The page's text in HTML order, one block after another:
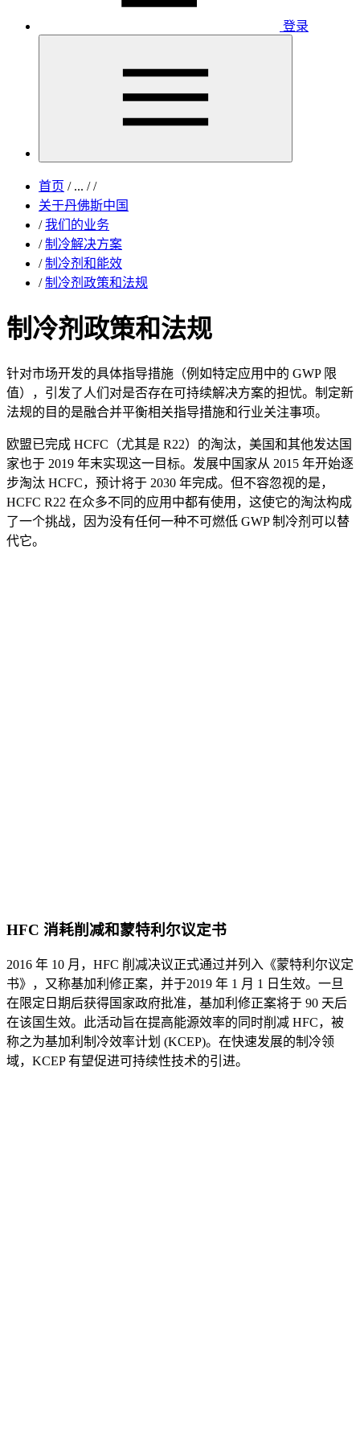
登录
首页 /... / /
关于丹佛斯中国
/ 我们的业务
/ 制冷解决方案
/ 制冷剂和能效
/ 制冷剂政策和法规
制冷剂政策和法规
针对市场开发的具体指导措施（例如特定应用中的 GWP 限
值），引发了人们对是否存在可持续解决方案的担忧。制定新
法规的目的是融合并平衡相关指导措施和行业关注事项。
欧盟已完成 HCFC（尤其是 R22）的淘汰，美国和其他发达国
家也于 2019 年末实现这一目标。发展中国家从 2015 年开始逐
步淘汰 HCFC，预计将于 2030 年完成。但不容忽视的是，
HCFC R22 在众多不同的应用中都有使用，这使它的淘汰构成
了一个挑战，因为没有任何一种不可燃低 GWP 制冷剂可以替
代它。
HFC 消耗削减和蒙特利尔议定书
2016 年 10 月，HFC 削减决议正式通过并列入《蒙特利尔议定
书》，又称基加利修正案，并于2019 年 1 月 1 日生效。一旦
在限定日期后获得国家政府批准，基加利修正案将于 90 天后
在该国生效。此活动旨在提高能源效率的同时削减 HFC，被
称之为基加利制冷效率计划 (KCEP)。在快速发展的制冷领
域，KCEP 有望促进可持续性技术的引进。